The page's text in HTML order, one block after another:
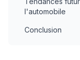
l'automobile
Conclusion